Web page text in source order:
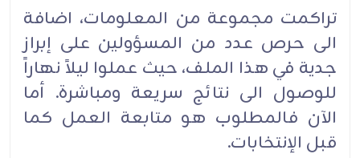
تراكمت مجموعة من المعلومات، اضافة
الى حرص عدد من المسؤولين على إبراز
جدية في هذا الملف، حيث عملوا ليلاً نهاراً
للوصول الى نتائج سريعة ومباشرة. أما
الآن فالمطلوب هو متابعة العمل كما
قبل الإنتخابات.